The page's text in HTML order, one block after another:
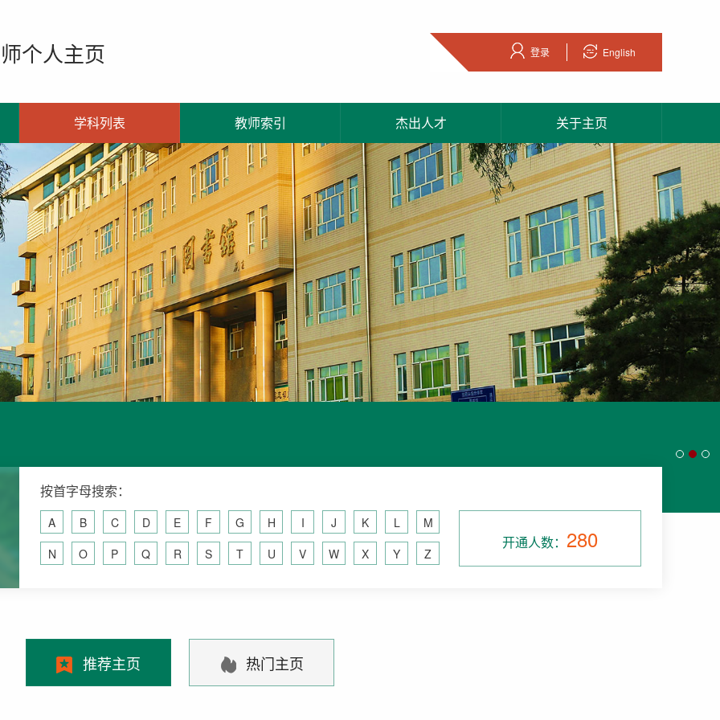
个人主页 登录 English
学科列表 教师索引 杰出人才 关于主页
按首字母搜索：
A B C D E F G H I J K L
M
N
O P Q R S T U V W X Y Z
开通人数： 280
推荐主页 热门主页